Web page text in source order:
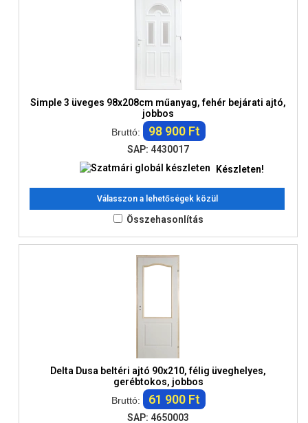
Simple 3 üveges 98x208cm műanyag, fehér bejárati ajtó,
jobbos
Bruttó:
98 900 Ft
SAP: 4430017
Készleten!
Válasszon a lehetőségek közül
Összehasonlítás
Delta Dusa beltéri ajtó 90x210, félig üveghelyes,
gerébtokos, jobbos
Bruttó:
61 900 Ft
SAP: 4650003